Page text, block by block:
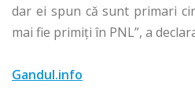
dar ei spun că sunt primari
mai fie primiţi în PNL”, a
Gandul.info